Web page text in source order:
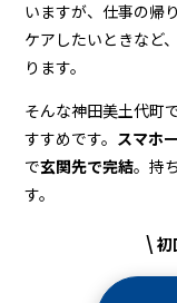
グ
いますが、仕事の帰
ケアしたいときなど、
ります。
そんな神田美土代町で
すすめです。 スマホ
で玄関先で完結。持
す。
\ 初